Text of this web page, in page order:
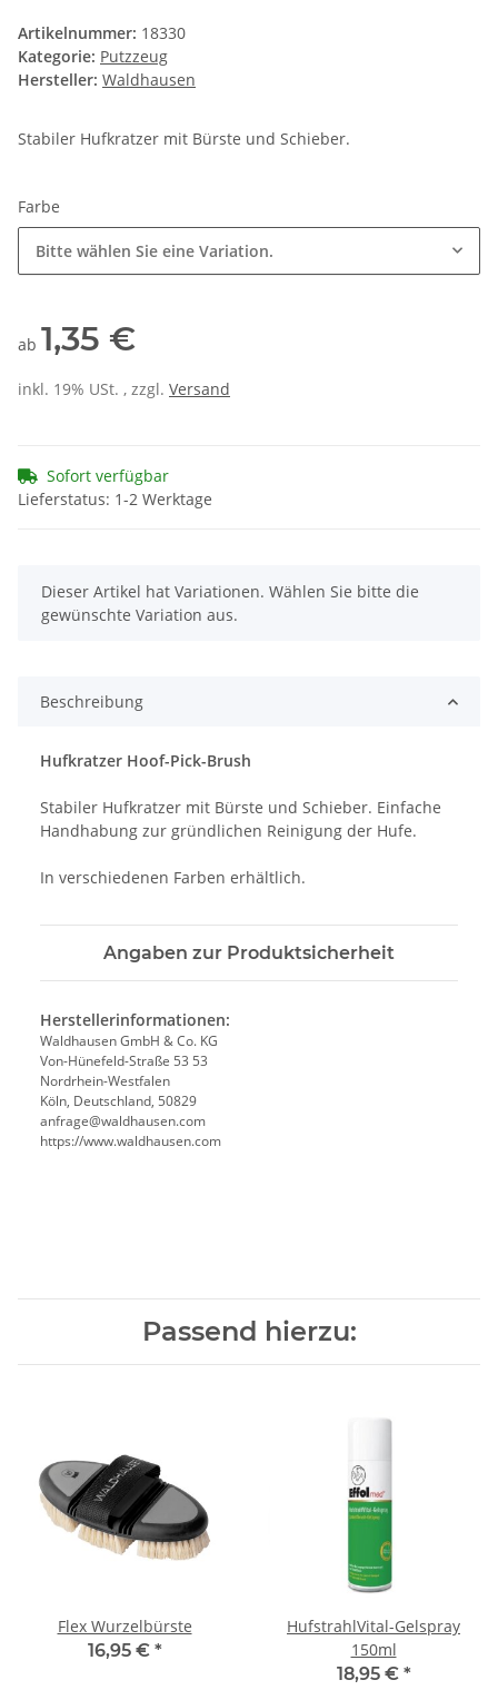
Artikelnummer: 18330
Kategorie: Putzzeug
Hersteller: Waldhausen
Stabiler Hufkratzer mit Bürste und Schieber.
Farbe
Bitte wählen Sie eine Variation.
ab 1,35 €
inkl. 19% USt. , zzgl. Versand
Sofort verfügbar
Lieferstatus: 1-2 Werktage
x
Dieser Artikel hat Variationen. Wählen Sie bitte die
gewünschte Variation aus.
Beschreibung
Hufkratzer Hoof-Pick-Brush
Stabiler Hufkratzer mit Bürste und Schieber. Einfache
Handhabung zur gründlichen Reinigung der Hufe.
In verschiedenen Farben erhältlich.
Angaben zur Produktsicherheit
Herstellerinformationen:
Waldhausen GmbH & Co. KG
Von-Hünefeld-Straße 53 53
Nordrhein-Westfalen
Köln, Deutschland, 50829
anfrage@waldhausen.com
https://www.waldhausen.com
Passend hierzu:
Flex Wurzelbürste
16,95 € *
HufstrahlVital-Gelspray
150ml
18,95 € *